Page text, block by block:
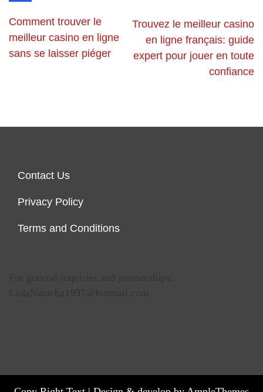
Comment trouver le
meilleur casino en ligne
sans se laisser piéger
Trouvez le meilleur casino
en ligne français: guide
expert pour jouer en toute
confiance
Contact Us
Privacy Policy
Terms and Conditions